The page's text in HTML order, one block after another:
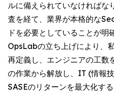
ルに備えられていなければな
査を経て、業界が本格的な
ドを必要としていることが明
OpsLabの立ち上げにより、
再定義し、エンジニアの工数
の作業から解放し、IT (情報
SASEのリターンを最大化す